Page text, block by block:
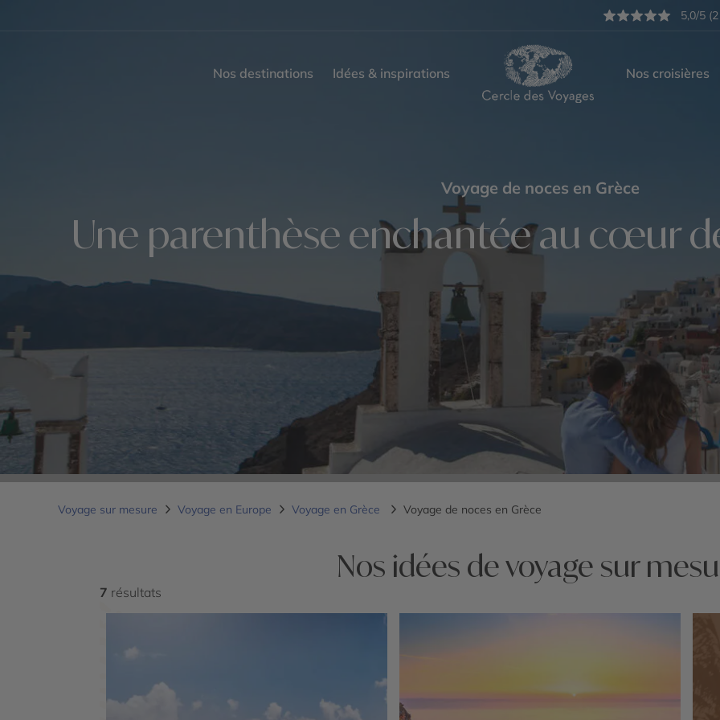
5,0/5
Nos destinations Idées & inspirations Nos croisières
Voyage de noces en Grèce
Une parenthèse enchantée au cœur
Voyage sur mesure Voyage en Europe Voyage en Grèce Voyage de noces en Grèce
Nos idées de voyage sur
7 résultats